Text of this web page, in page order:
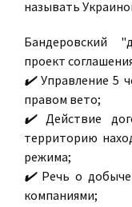
называть
Бандеровский
проект
✔️Управление 5
правом вето;
✔️Действие
территорию
режима;
✔️Речь о добыче
компаниями;